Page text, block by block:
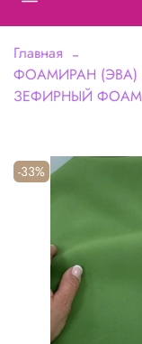
Главная
ФОАМИРАН (ЭВА)
ЗЕФИРНЫЙ
-33%